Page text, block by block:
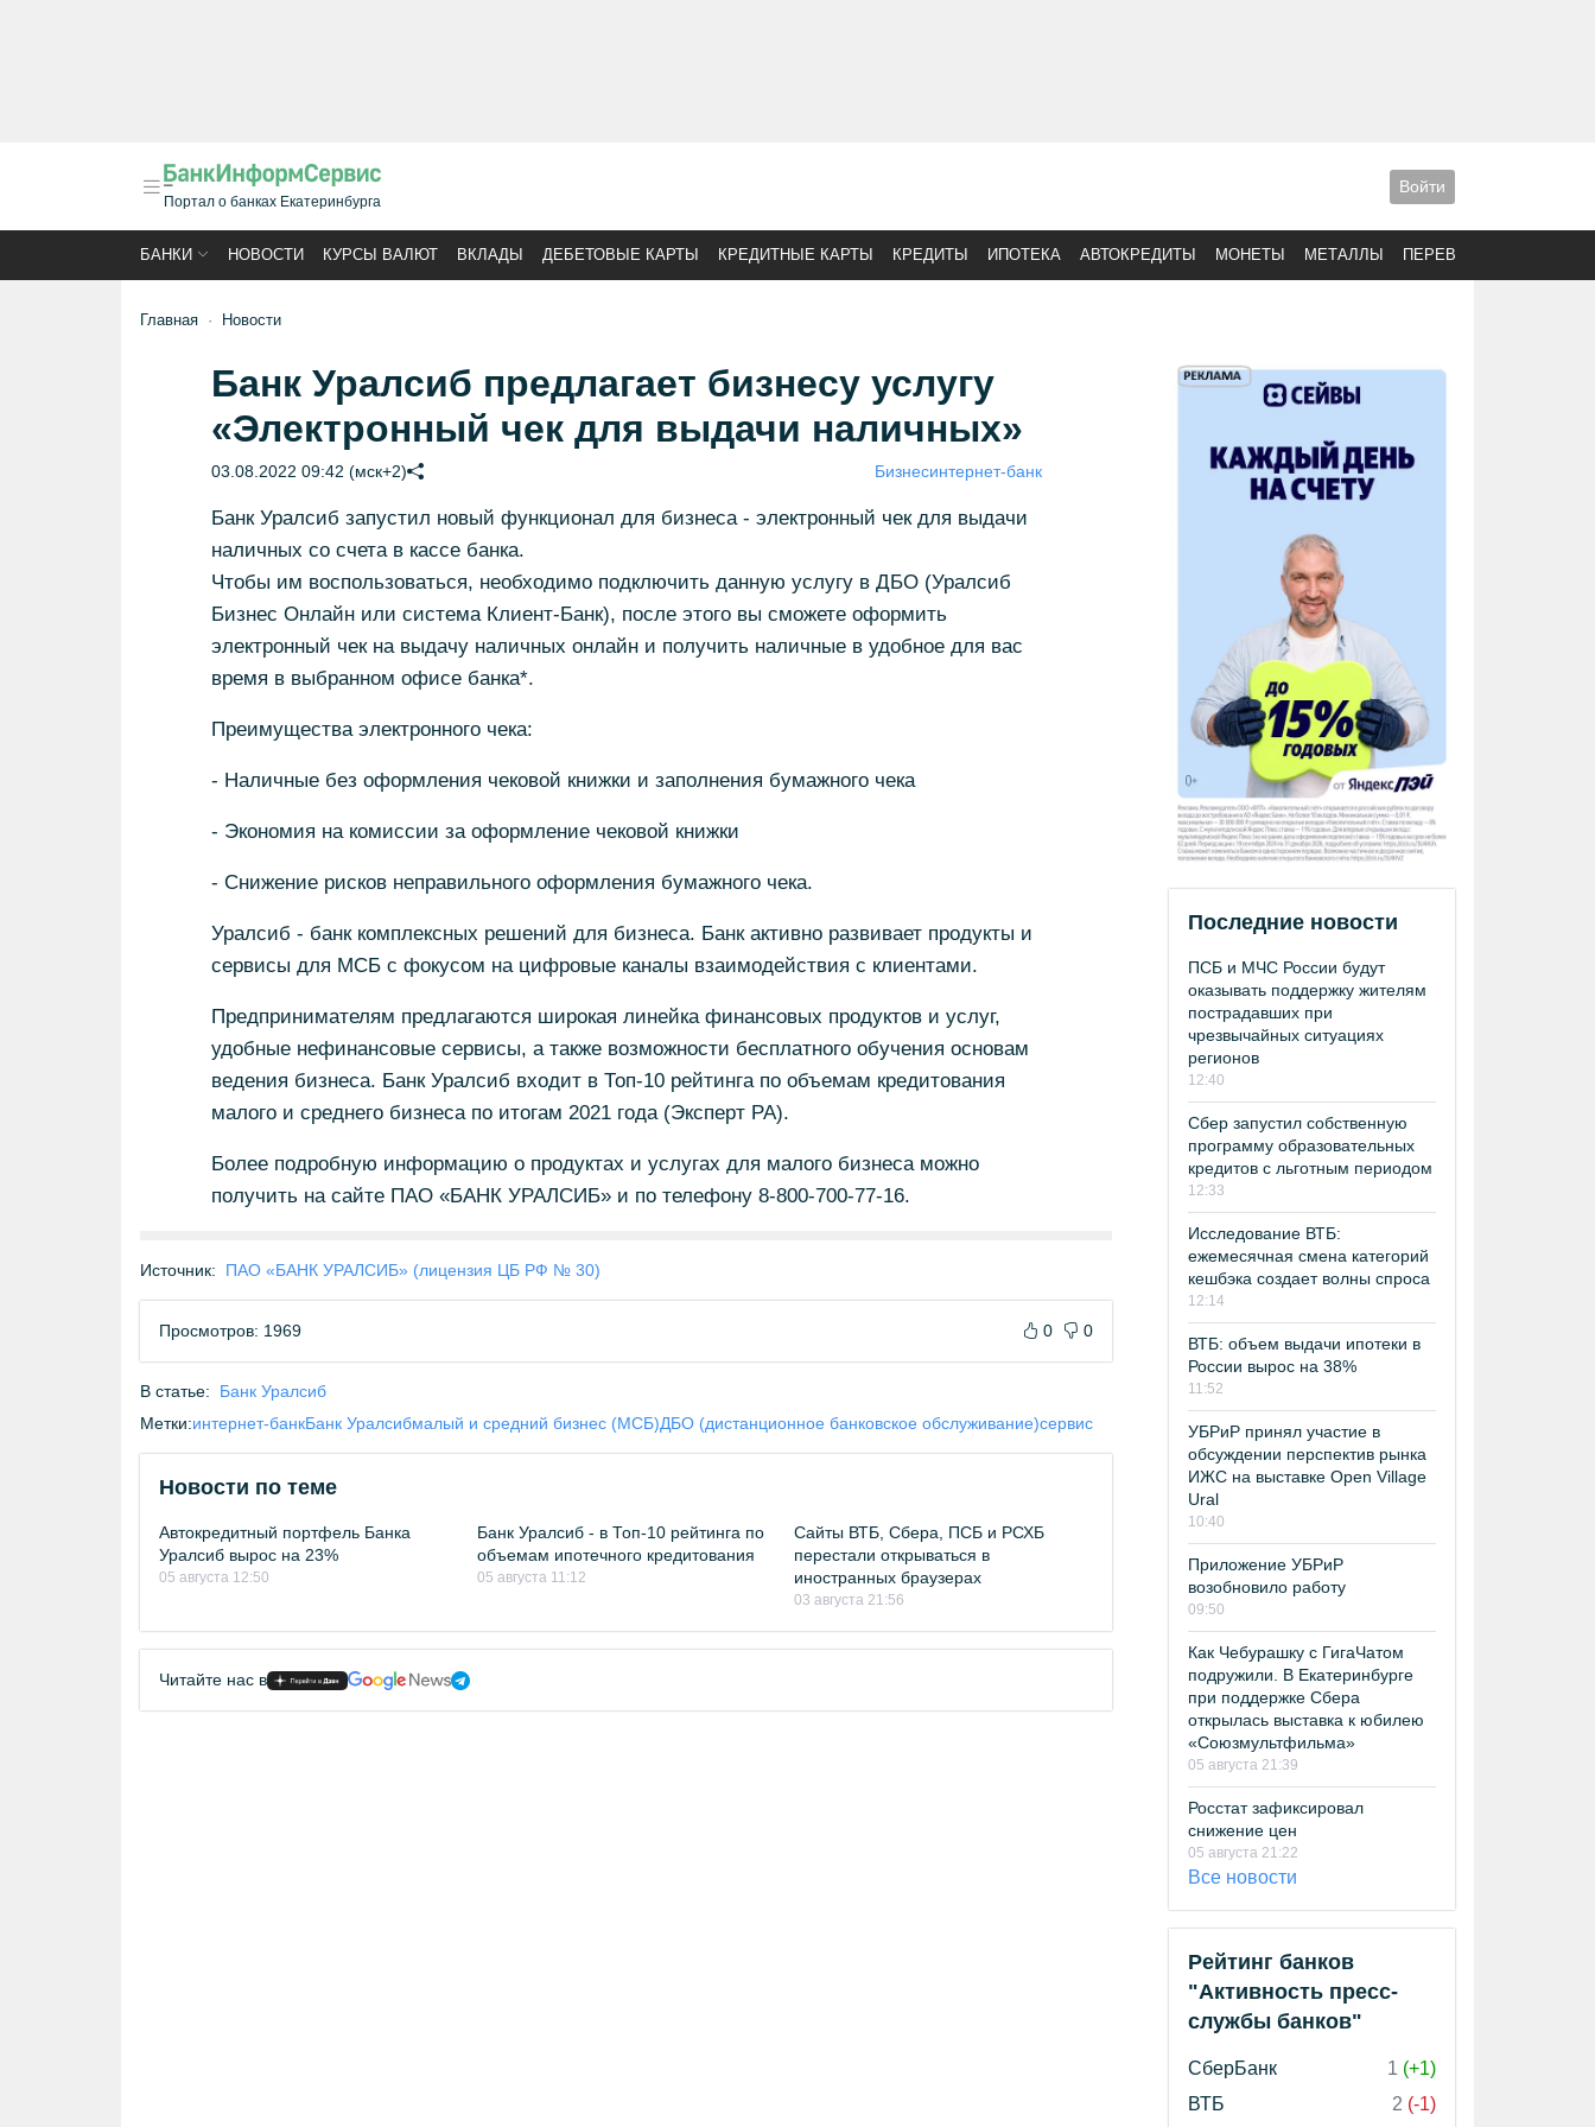
Портал о банках Екатеринбурга
Войти
БАНКИ НОВОСТИ КУРСЫ ВАЛЮТ ВКЛАДЫ ДЕБЕТОВЫЕ КАРТЫ КРЕДИТНЫЕ КАРТЫ КРЕДИТЫ ИПОТЕКА АВТОКРЕДИТЫ МОНЕТЫ МЕТАЛЛЫ ПЕРЕВОДЫ
Главная Новости
Банк Уралсиб предлагает бизнесу услугу
«Электронный чек для выдачи наличных»
03.08.2022 09:42 (мск+2) Бизнесинтернет-банк
Банк Уралсиб запустил новый функционал для бизнеса - электронный чек для выдачи
наличных со счета в кассе банка.
Чтобы им воспользоваться, необходимо подключить данную услугу в ДБО (Уралсиб
Бизнес Онлайн или система Клиент-Банк), после этого вы сможете оформить
электронный чек на выдачу наличных онлайн и получить наличные в удобное для вас
время в выбранном офисе банка*.
Преимущества электронного чека:
- Наличные без оформления чековой книжки и заполнения бумажного чека
- Экономия на комиссии за оформление чековой книжки
- Снижение рисков неправильного оформления бумажного чека.
Уралсиб - банк комплексных решений для бизнеса. Банк активно развивает продукты и
сервисы для МСБ с фокусом на цифровые каналы взаимодействия с клиентами.
Предпринимателям предлагаются широкая линейка финансовых продуктов и услуг,
удобные нефинансовые сервисы, а также возможности бесплатного обучения основам
ведения бизнеса. Банк Уралсиб входит в Топ-10 рейтинга по объемам кредитования
малого и среднего бизнеса по итогам 2021 года (Эксперт РА).
Более подробную информацию о продуктах и услугах для малого бизнеса можно
получить на сайте ПАО «БАНК УРАЛСИБ» и по телефону 8-800-700-77-16.
Источник: ПАО «БАНК УРАЛСИБ» (лицензия ЦБ РФ № 30)
Просмотров: 1969 0 0
В статье:
Банк Уралсиб
Метки:интернет-банкБанк Уралсибмалый и средний бизнес (МСБ)ДБО (дистанционное банковское обслуживание)сервис
Новости по теме
Автокредитный портфель Банка
Уралсиб вырос на 23%
05 августа 12:50
Банк Уралсиб - в Топ-10 рейтинга по
объемам ипотечного кредитования
05 августа 11:12
Сайты ВТБ, Сбера, ПСБ и РСХБ
перестали открываться в
иностранных браузерах
03 августа 21:56
Читайте нас в
Последние новости
ПСБ и МЧС России будут
оказывать поддержку жителям
пострадавших при
чрезвычайных ситуациях
регионов
12:40
Сбер запустил собственную
программу образовательных
кредитов с льготным периодом
12:33
Исследование ВТБ:
ежемесячная смена категорий
кешбэка создает волны спроса
12:14
ВТБ: объем выдачи ипотеки в
России вырос на 38%
11:52
УБРиР принял участие в
обсуждении перспектив рынка
ИЖС на выставке Open Village
Ural
10:40
Приложение УБРиР
возобновило работу
09:50
Как Чебурашку с ГигаЧатом
подружили. В Екатеринбурге
при поддержке Сбера
открылась выставка к юбилею
«Союзмультфильма»
05 августа 21:39
Росстат зафиксировал
снижение цен
05 августа 21:22
Все новости
Рейтинг банков
"Активность пресс-
службы банков"
СберБанк 1 (+1)
ВТБ
2 (-1)